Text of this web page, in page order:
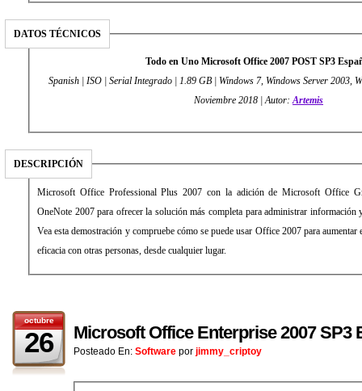
DATOS TÉCNICOS
Todo en Uno Microsoft Office 2007 POST SP3
Spanish | ISO | Serial Integrado | 1.89 GB | Windows 7, Windows Server 2003,
Noviembre 2018 | Autor:Artemis
DESCRIPCIÓN
Microsoft Office Professional Plus 2007 con la adición de Microsoft Office
OneNote 2007 para ofrecer la solución más completa para administrar
Vea esta demostración y compruebe cómo se puede usar Office 2007 para
eficacia con otras personas, desde cualquier lugar.
octubre
26 Microsoft Office Enterprise 2007 SP3
Posteado En: Software por jimmy_criptoy